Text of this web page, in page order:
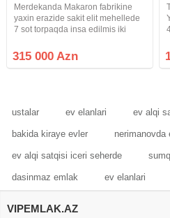
Merdekanda Makaron fabrikine
yaxin erazide sakit elit mehellede
7 sot torpaqda insa edilmis iki
bostanli , her nov meyve aqaclari,
monolit sutunlar uzerinde iki dasla
315 000 Azn
ustalar ev elanlari ev alqi
bakida kiraye evler nerimanovda
ev alqi satqisi iceri seherde
dasinmaz emlak ev elanlari
VIPEMLAK.AZ